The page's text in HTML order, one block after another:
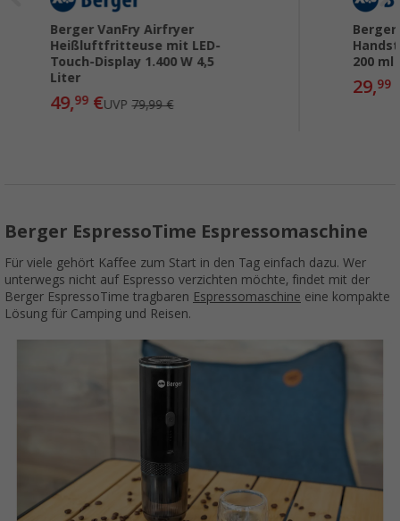
Berger VanFry Airfryer
Heißluftfritteuse mit LED-
Touch-Display 1.400 W 4,5
Liter
49,99 €UVP79,99 €
Berger
200 ml
29,99
Berger EspressoTime Espressomaschine
Für viele gehört Kaffee zum Start in den Tag einfach dazu. Wer
unterwegs nicht auf Espresso verzichten möchte, findet mit der
Berger EspressoTime tragbaren Espressomaschine eine kompakte
Lösung für Camping und Reisen.